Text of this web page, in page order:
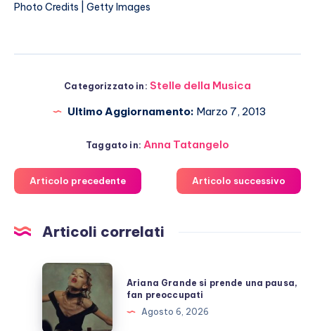
Photo Credits | Getty Images
Categorizzato in: Stelle della Musica
Ultimo Aggiornamento: Marzo 7, 2013
Taggato in: Anna Tatangelo
Articolo precedente Articolo successivo
Articoli correlati
Ariana
Grande
si
prende
Ariana Grande si prende una pausa,
fan preoccupati
Agosto 6, 2026